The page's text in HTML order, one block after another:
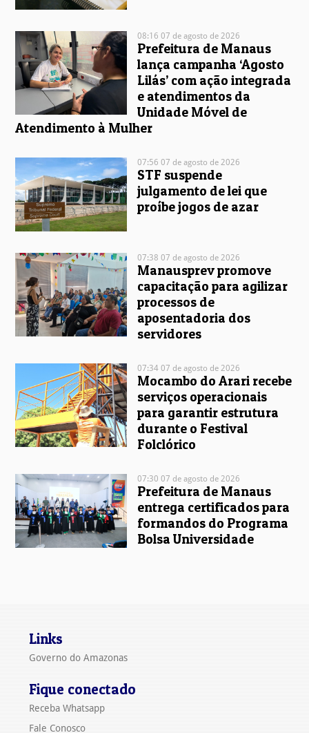
08:16 07 de agosto de 2026
Prefeitura de Manaus
lança campanha ‘Agosto
Lilás’ com ação integrada
e atendimentos da
Unidade Móvel de
Atendimento à Mulher
07:56 07 de agosto de 2026
STF suspende
julgamento de lei que
proíbe jogos de azar
07:38 07 de agosto de 2026
Manausprev promove
capacitação para agilizar
processos de
aposentadoria dos
servidores
07:34 07 de agosto de 2026
Mocambo do Arari recebe
serviços operacionais
para garantir estrutura
durante o Festival
Folclórico
07:30 07 de agosto de 2026
Prefeitura de Manaus
entrega certificados para
formandos do Programa
Bolsa Universidade
Links
Governo do Amazonas
Fique conectado
Receba Whatsapp
Fale Conosco